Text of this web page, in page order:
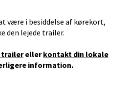
være i besiddelse af kørekort,
den lejede trailer.
trailerellerkontakt din lokale
information.